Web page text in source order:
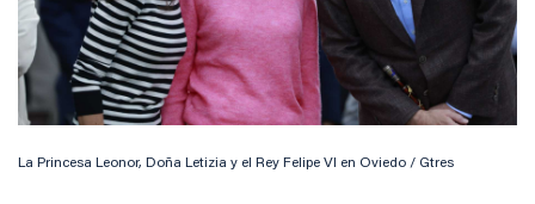
La Princesa Leonor, Doña Letizia y el Rey Felipe VI en Oviedo / Gtres